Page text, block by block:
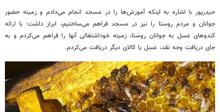
حیدرپور با اشاره به اینکه آموزش‌ها را در مسجد انجام می‌دادم و زمینه حضور
جوانان و مردم روستا را نیز در مسجد فراهم می‌ساختیم، ابراز داشت: با ارائه
کندوهای عسل به جوانان روستا، زمینه خوداشتغالی آنها را فراهم می‌کردم و به
جای دریافت وجه نقد، عسل یا کالای دیگر دریافت می‌کردم.